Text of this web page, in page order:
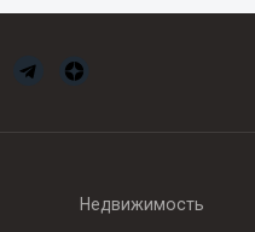
Недвижимость